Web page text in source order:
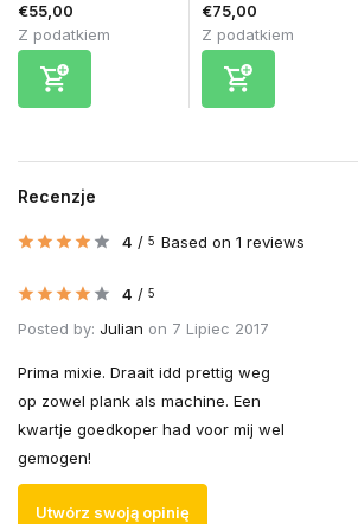
€55,00
Z podatkiem
€75,00
Z podatkiem
Recenzje
4 / 5 Based on 1 reviews
4 / 5
Posted by: Julian on 7 Lipiec 2017
Prima mixie. Draait idd prettig weg
op zowel plank als machine. Een
kwartje goedkoper had voor mij wel
gemogen!
Utwórz swoją opinię